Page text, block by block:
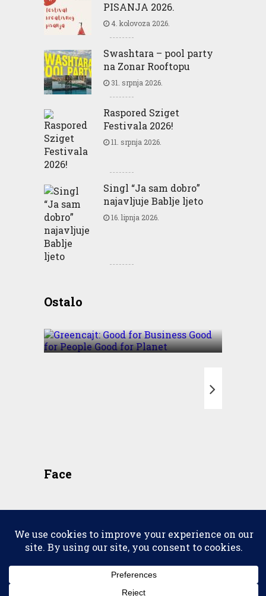
PISANJA 2026.
4. kolovoza 2026.
Swashtara – pool party
na Zonar Rooftopu
31. srpnja 2026.
Raspored Sziget
Festivala 2026!
11. srpnja 2026.
Singl “Ja sam dobro”
najavljuje Bablje ljeto
16. lipnja 2026.
OstaloBusiness Good for People
Face